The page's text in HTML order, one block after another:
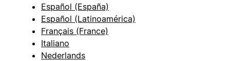
Español (España)
Español (Latinoamérica)
Français (France)
Italiano
Nederlands